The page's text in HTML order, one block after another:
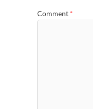
Comment *